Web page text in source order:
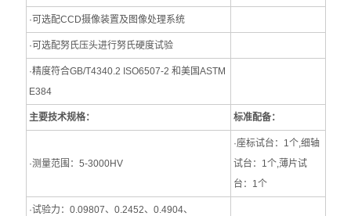
·可选配CCD摄像装置及图像处理系统
·可选配努氏压头进行努氏硬度试验
·精度符合GB/T4340.2 ISO6507-2 和美国ASTM
E384
主要技术规格： 标准配备：
·测量范围：5-3000HV
·座标试台：1个,细轴
试台：1个,薄片试
台：1个
·试验力：0.09807、0.2452、0.4904、